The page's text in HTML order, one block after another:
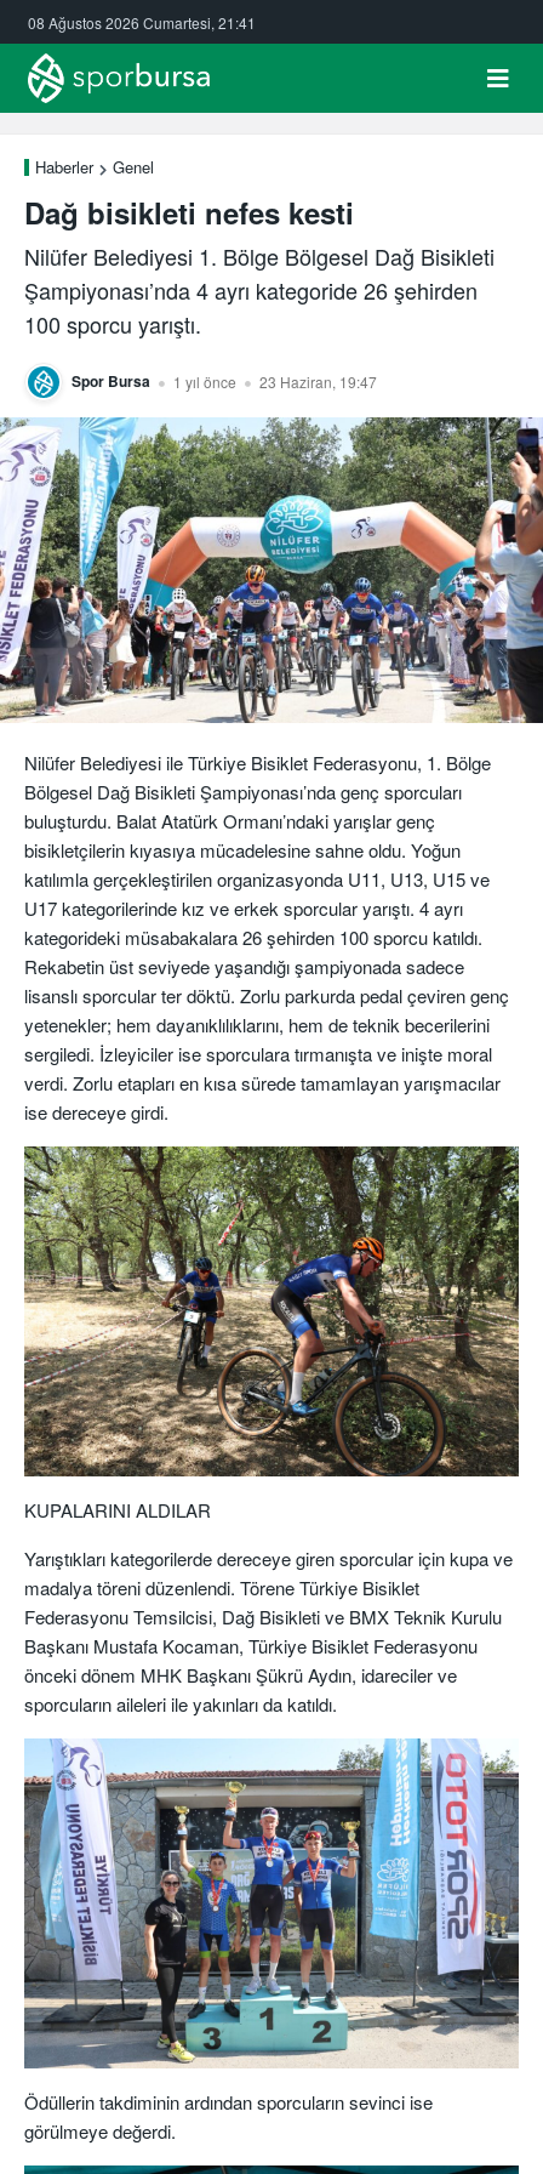
08 Ağustos 2026 Cumartesi, 21:41
Haberler Genel
Dağ bisikleti nefes kesti
Nilüfer Belediyesi 1. Bölge Bölgesel Dağ Bisikleti
Şampiyonası’nda 4 ayrı kategoride 26 şehirden
100 sporcu yarıştı.
Spor Bursa 1 yıl önce 23 Haziran, 19:47
Nilüfer Belediyesi ile Türkiye Bisiklet Federasyonu, 1. Bölge
Bölgesel Dağ Bisikleti Şampiyonası’nda genç sporcuları
buluşturdu. Balat Atatürk Ormanı’ndaki yarışlar genç
bisikletçilerin kıyasıya mücadelesine sahne oldu. Yoğun
katılımla gerçekleştirilen organizasyonda U11, U13, U15 ve
U17 kategorilerinde kız ve erkek sporcular yarıştı. 4 ayrı
kategorideki müsabakalara 26 şehirden 100 sporcu katıldı.
Rekabetin üst seviyede yaşandığı şampiyonada sadece
lisanslı sporcular ter döktü. Zorlu parkurda pedal çeviren genç
yetenekler; hem dayanıklılıklarını, hem de teknik becerilerini
sergiledi. İzleyiciler ise sporculara tırmanışta ve inişte moral
verdi. Zorlu etapları en kısa sürede tamamlayan yarışmacılar
ise dereceye girdi.
KUPALARINI ALDILAR
Yarıştıkları kategorilerde dereceye giren sporcular için kupa ve
madalya töreni düzenlendi. Törene Türkiye Bisiklet
Federasyonu Temsilcisi, Dağ Bisikleti ve BMX Teknik Kurulu
Başkanı Mustafa Kocaman, Türkiye Bisiklet Federasyonu
önceki dönem MHK Başkanı Şükrü Aydın, idareciler ve
sporcuların aileleri ile yakınları da katıldı.
Ödüllerin takdiminin ardından sporcuların sevinci ise
görülmeye değerdi.